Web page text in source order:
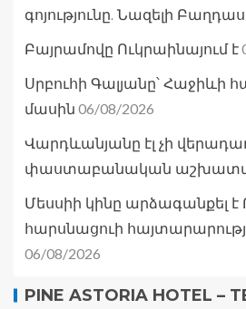
գոյությունը. Նազելի
Բայրամովը Ուկրաինայում է
Սրբուհի Գալյանը՝ Հաջիևի
մասին 06/08/2026
Վարդևանյանը էլ չի
փաստաբանական
Մեսսիի կինը արձագանքել է
հարսնացուի
06/08/2026
PINE ASTORIA HOTEL –